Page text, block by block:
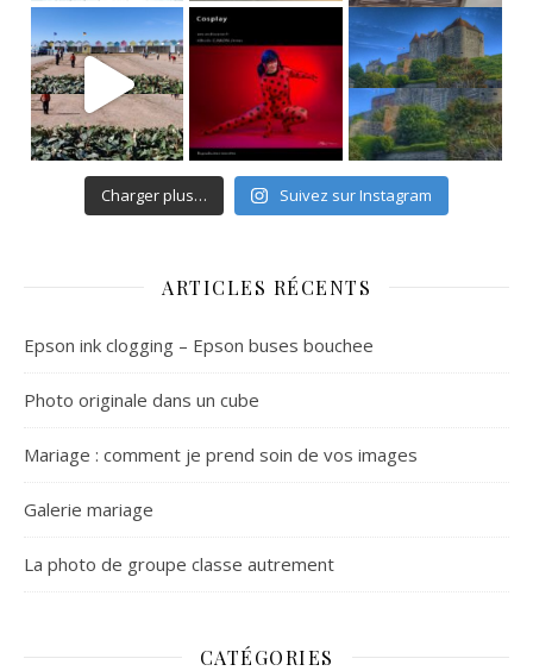
Charger plus… Suivez sur Instagram
ARTICLES RÉCENTS
Epson ink clogging – Epson buses bouchee
Photo originale dans un cube
Mariage : comment je prend soin de vos images
Galerie mariage
La photo de groupe classe autrement
CATÉGORIES